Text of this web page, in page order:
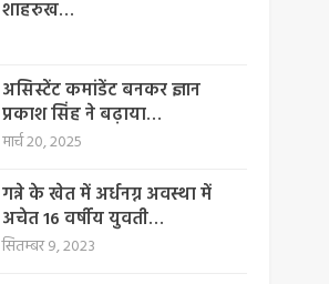
शाहरुख…
असिस्टेंट कमांडेंट बनकर ज्ञान
प्रकाश सिंह ने बढ़ाया…
मार्च 20, 2025
गन्ने के खेत में अर्धनग्न अवस्था में
अचेत 16 वर्षीय युवती…
सितम्बर 9, 2023